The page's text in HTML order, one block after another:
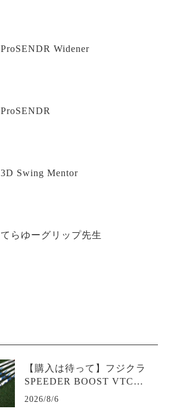
ProSENDR Widener
ProSENDR
3D Swing Mentor
てらゆーグリップ先生
【購入は待って】フジクラ
SPEEDER BOOST VTCの
試打評価は？二段階加速が
2026/8/6